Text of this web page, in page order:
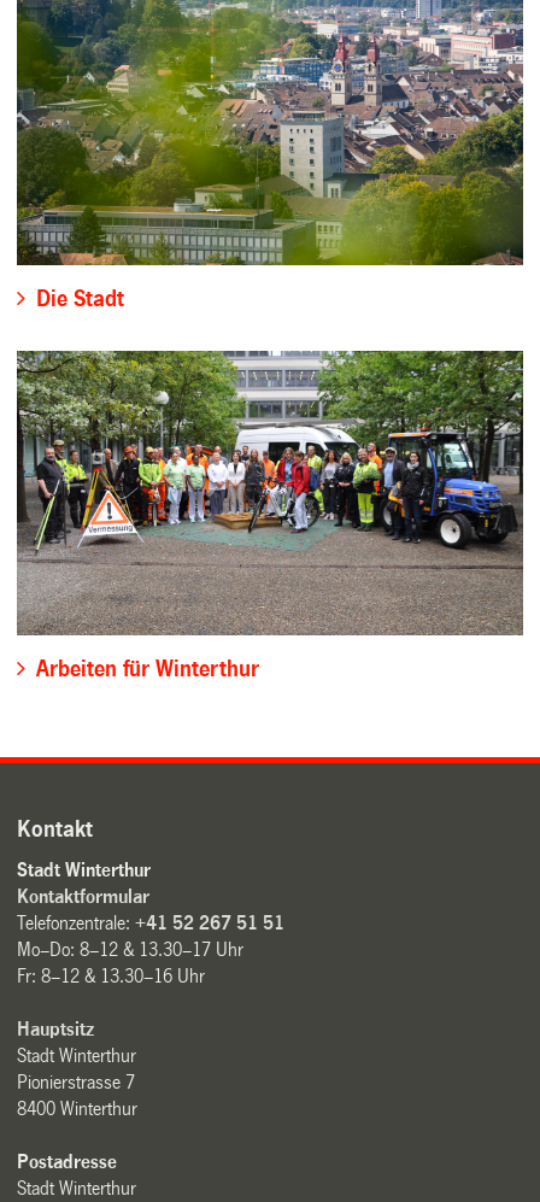
Die Stadt
Arbeiten für Winterthur
Kontakt
Stadt Winterthur
Kontaktformular
Telefonzentrale:+41 52 267 51 51
Mo–Do: 8–12 & 13.30–17 Uhr
Fr: 8–12 & 13.30–16 Uhr
Hauptsitz
Stadt Winterthur
Pionierstrasse 7
8400 Winterthur
Postadresse
Stadt Winterthur